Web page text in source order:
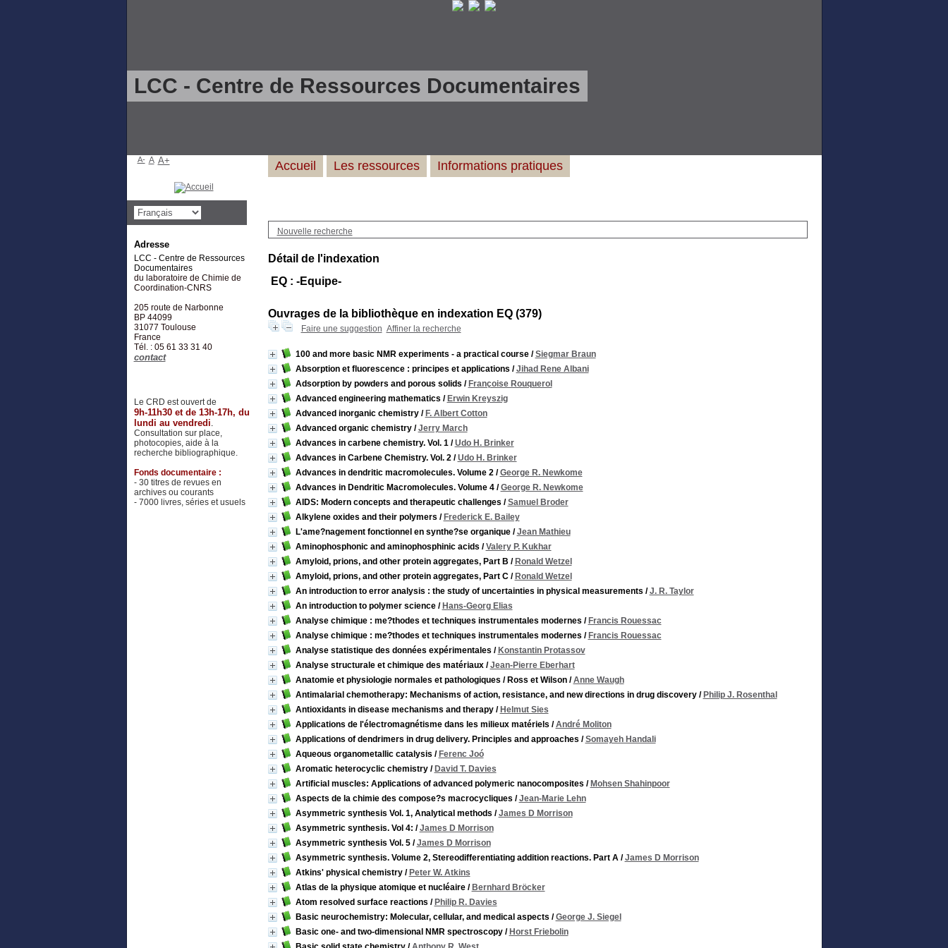
LCC - Centre de Ressources Documentaires
Nouvelle recherche
Détail de l'indexation
EQ : -Equipe-
Ouvrages de la bibliothèque en indexation EQ (379)
Faire une suggestion Affiner la recherche
100 and more basic NMR experiments - a practical course/Siegmar Braun
Absorption et fluorescence : principes et applications /Jihad Rene Albani
Adsorption by powders and porous solids / Françoise Rouquerol
Advanced engineering mathematics / Erwin Kreyszig
Advanced inorganic chemistry/ F. Albert Cotton
Advanced organic chemistry/Jerry March
Advances in carbene chemistry. Vol. 1/Udo H. Brinker
Advances in Carbene Chemistry. Vol. 2/Udo H. Brinker
Advances in dendritic macromolecules. Volume 2/George R. Newkome
Advances in Dendritic Macromolecules. Volume 4/George R. Newkome
AIDS: Modern concepts and therapeutic challenges /Samuel Broder
Alkylene oxides and their polymers / Frederick E. Bailey
L'ame?nagement fonctionnel en synthe?se organique/Jean Mathieu
Aminophosphonic and aminophosphinic acids /Valery P. Kukhar
Amyloid, prions, and other protein aggregates, Part B / Ronald Wetzel
Amyloid, prions, and other protein aggregates, Part C/ Ronald Wetzel
An introduction to error analysis : the study of uncertainties in physical measurements /J. R. Taylor
An introduction to polymer science/ Hans-Georg Elias
Analyse chimique : me?thodes et techniques instrumentales modernes / Francis Rouessac
Analyse chimique : me?thodes et techniques instrumentales modernes / Francis Rouessac
Analyse statistique des données expérimentales / Konstantin Protassov
Analyse structurale et chimique des matériaux/Jean-Pierre Eberhart
Anatomie et physiologie normales et pathologiques / Ross et Wilson/Anne Waugh
Antimalarial chemotherapy: Mechanisms of action, resistance, and new directions in drug discovery/ Philip J. Rosenthal
Antioxidants in disease mechanisms and therapy/ Helmut Sies
Applications de l'électromagnétisme dans les milieux matériels /André Moliton
Applications of dendrimers in drug delivery. Principles and approaches /Somayeh Handali
Aqueous organometallic catalysis / Ferenc Joó
Aromatic heterocyclic chemistry/ David T. Davies
Artificial muscles: Applications of advanced polymeric nanocomposites / Mohsen Shahinpoor
Aspects de la chimie des compose?s macrocycliques /Jean-Marie Lehn
Asymmetric synthesis Vol. 1, Analytical methods /James D Morrison
Asymmetric synthesis. Vol 4: /James D Morrison
Asymmetric synthesis Vol. 5/James D Morrison
Asymmetric synthesis. Volume 2, Stereodifferentiating addition reactions. Part A/James D Morrison
Atkins' physical chemistry/ Peter W. Atkins
Atlas de la physique atomique et nucléaire/ Bernhard Bröcker
Atom resolved surface reactions / Philip R. Davies
Basic neurochemistry: Molecular, cellular, and medical aspects /George J. Siegel
Basic one- and two-dimensional NMR spectroscopy/ Horst Friebolin
Accueil Les ressources Informations pratiques
A- A A+
Adresse
LCC - Centre de Ressources
Documentaires
du laboratoire de Chimie de
Coordination-CNRS
205 route de Narbonne
BP 44099
31077 Toulouse
France
Tél. : 05 61 33 31 40
contact
Le CRD est ouvert de
9h-11h30 et de 13h-17h, du
lundi au vendredi.
Consultation sur place,
photocopies, aide à la
recherche bibliographique.
Fonds documentaire :
- 30 titres de revues en
archives ou courants
- 7000 livres, séries et usuels